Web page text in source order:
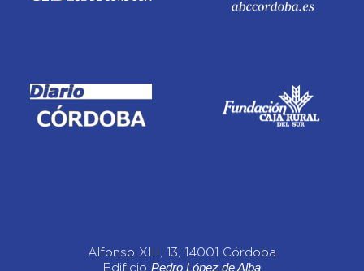
Alfonso XIII, 13, 14001 Córdoba
Edificio Pedro López de Alba